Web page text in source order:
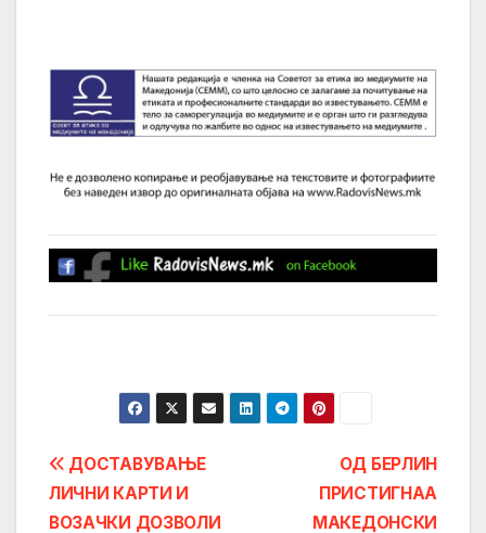
Post
navigation
ОД БЕРЛИН
ПРИСТИГНАА
МАКЕДОНСКИ
ДОСТАВУВАЊЕ
ЛИЧНИ КАРТИ И
ВОЗАЧКИ ДОЗВОЛИ